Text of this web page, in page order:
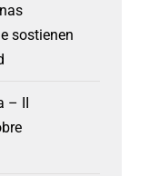
sostienen
– II